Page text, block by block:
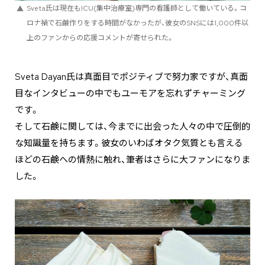
Sveta氏は現在もICU(集中治療室)専門の看護師として働いている。コ
ロナ禍で石鹸作りをする時間がなかったが、彼女のSNSには1,000件以
上のファンからの応援コメントが寄せられた。
Sveta Dayan氏は真面目でポジティブで努力家ですが、真面
目なインタビューの中でもユーモアを忘れずチャーミング
です。
そして石鹸に関しては、今までに出会った人々の中で圧倒的
な知識量を持ちます。彼女のいわばオタク気質とも言える
ほどの石鹸への情熱に触れ、筆者はさらに大ファンになりま
した。